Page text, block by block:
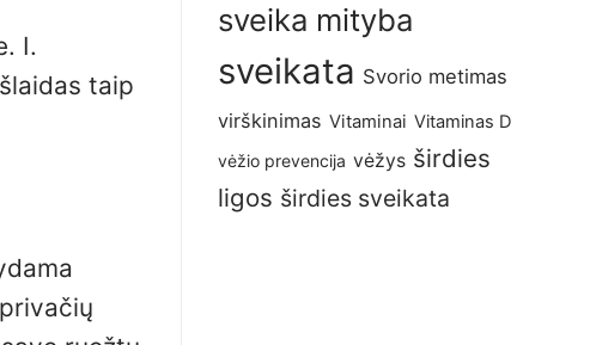
I.
taip
sveika mityba
sveikata Svorio metimas
virškinimas Vitaminai Vitaminas D
vėžio prevencija vėžys širdies
ligos širdies sveikata